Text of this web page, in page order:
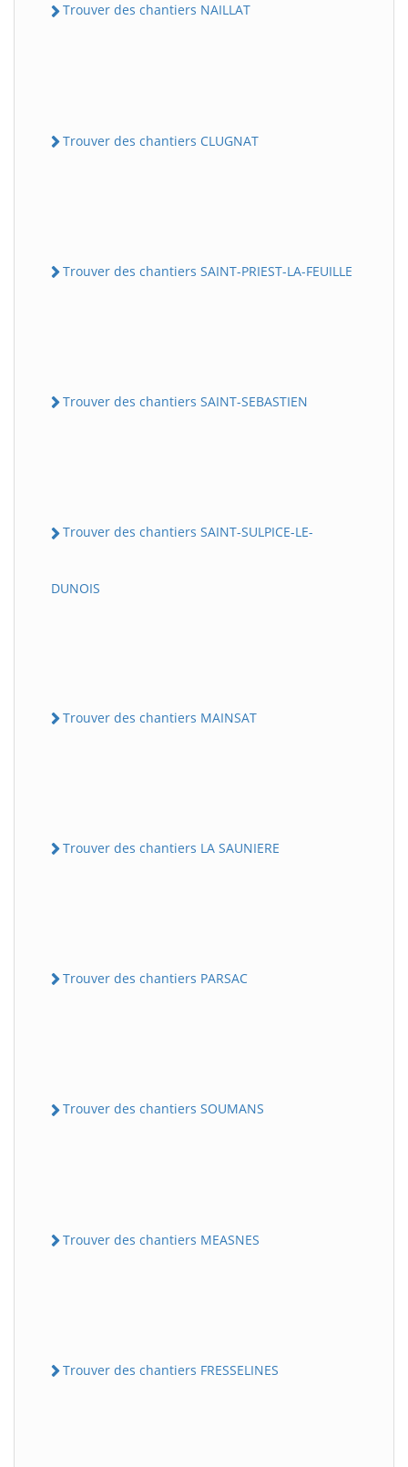
Trouver des chantiers NAILLAT
Trouver des chantiers CLUGNAT
Trouver des chantiers SAINT-PRIEST-LA-FEUILLE
Trouver des chantiers SAINT-SEBASTIEN
Trouver des chantiers SAINT-SULPICE-LE-
DUNOIS
Trouver des chantiers MAINSAT
Trouver des chantiers LA SAUNIERE
Trouver des chantiers PARSAC
Trouver des chantiers SOUMANS
Trouver des chantiers MEASNES
Trouver des chantiers FRESSELINES